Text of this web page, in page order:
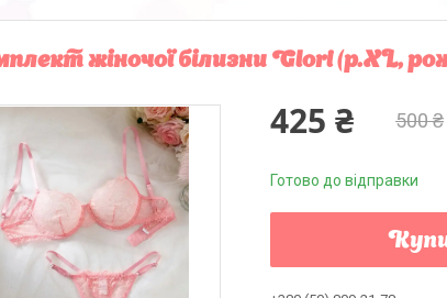
жіночої білизни Glori (р.ХL,
500 ₴
425 ₴
Готово до відправки